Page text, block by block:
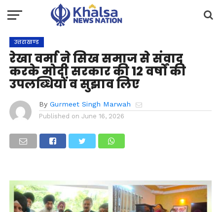
उत्तराखण्ड
रेखा वर्मा ने सिख समाज से संवाद
करके मोदी सरकार की 12 वर्षों की
उपलब्धियों व सुझाव लिए
By Gurmeet Singh Marwah
Published on June 16, 2026